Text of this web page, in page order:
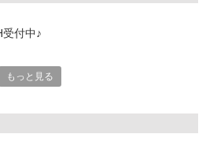
受付中♪
メールorお電話でご連絡します。
もっと見る